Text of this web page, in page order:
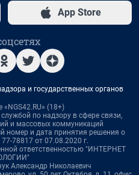
App Store
и государственных органов
«NGS42.RU» (18+)
по надзору в сфере связи,
и массовых коммуникаций
номер и дата принятия решения о
78817 от 07.08.2020 г.
ответственностью "ИНТЕРНЕТ
Александр Николаевич